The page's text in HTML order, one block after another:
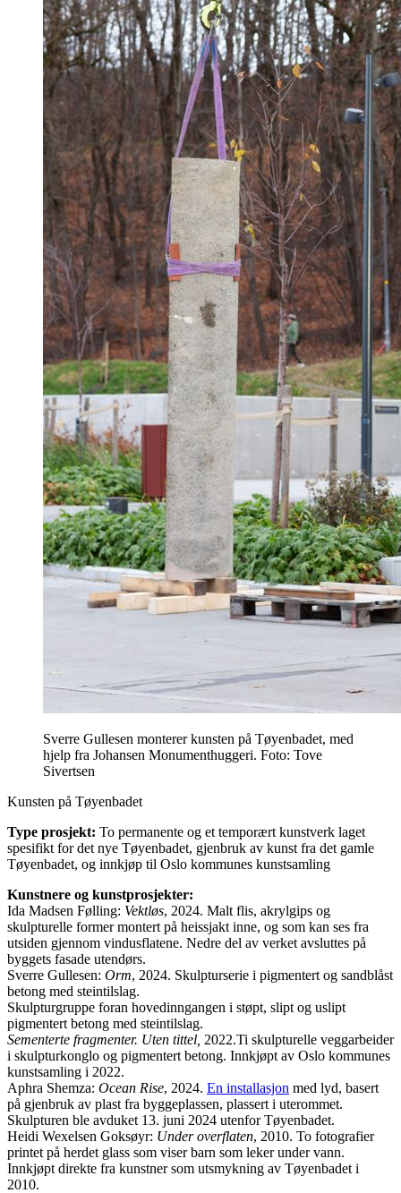
Sverre Gullesen monterer kunsten på Tøyenbadet, med
hjelp fra Johansen Monumenthuggeri. Foto: Tove
Sivertsen
Kunsten på Tøyenbadet
Type prosjekt: To permanente og et temporært kunstverk laget
spesifikt for det nye Tøyenbadet, gjenbruk av kunst fra det gamle
Tøyenbadet, og innkjøp til Oslo kommunes kunstsamling
Kunstnere og kunstprosjekter:
Ida Madsen Følling: Vektløs, 2024. Malt flis, akrylgips og
skulpturelle former montert på heissjakt inne, og som kan ses fra
utsiden gjennom vindusflatene. Nedre del av verket avsluttes på
byggets fasade utendørs.
Sverre Gullesen: Orm, 2024. Skulpturserie i pigmentert og sandblåst
betong med steintilslag.
Skulpturgruppe foran hovedinngangen i støpt, slipt og uslipt
pigmentert betong med steintilslag.
Sementerte fragmenter. Uten tittel, 2022.Ti skulpturelle veggarbeider
i skulpturkonglo og pigmentert betong. Innkjøpt av Oslo kommunes
kunstsamling i 2022.
Aphra Shemza: Ocean Rise, 2024. En installasjon med lyd, basert
på gjenbruk av plast fra byggeplassen, plassert i uterommet.
Skulpturen ble avduket 13. juni 2024 utenfor Tøyenbadet.
Heidi Wexelsen Goksøyr: Under overflaten, 2010. To fotografier
printet på herdet glass som viser barn som leker under vann.
Innkjøpt direkte fra kunstner som utsmykning av Tøyenbadet i
2010.